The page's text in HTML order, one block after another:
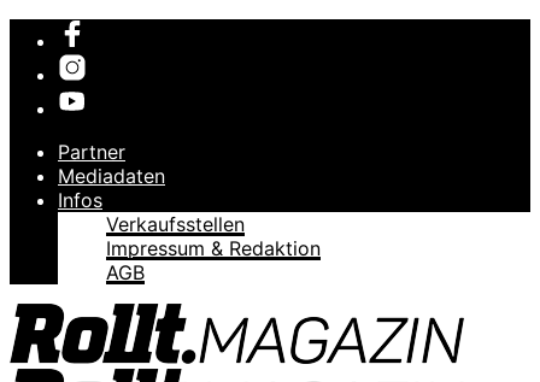
Partner
Mediadaten
Infos
Verkaufsstellen
Impressum & Redaktion
AGB